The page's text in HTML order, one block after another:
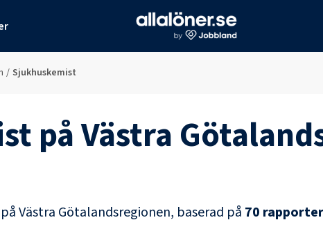
/ Sjukhuskemist
påVästra
påVästra Götalandsregionen, baserad på 70